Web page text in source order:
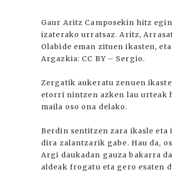
Gaur Aritz Camposekin hitz
izaterako urratsaz. Aritz,
Olabide eman zituen ikasten,
Argazkia: CC BY – Sergio.
Zergatik aukeratu zenuen
etorri nintzen azken lau urteak
maila oso ona delako.
Berdin sentitzen zara ikasle eta
dira zalantzarik gabe. Hau da,
Argi daukadan gauza bakarra
aldeak frogatu eta gero esaten